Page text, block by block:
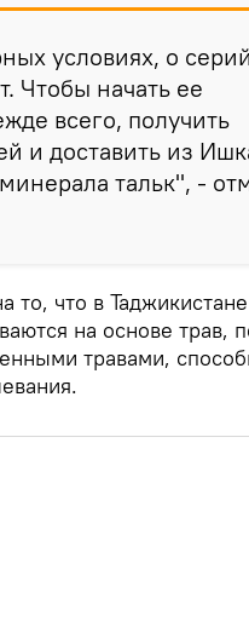
условиях, о
Чтобы начать ее
всего, получить
и доставить из
тальк", -
что в
на основе трав,
травами,